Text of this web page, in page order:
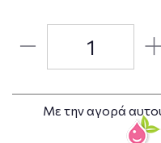
Με την αγορά